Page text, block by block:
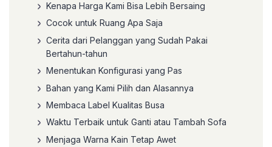
Kenapa Harga Kami Bisa Lebih Bersaing
Cocok untuk Ruang Apa Saja
Cerita dari Pelanggan yang Sudah Pakai
Bertahun-tahun
Menentukan Konfigurasi yang Pas
Bahan yang Kami Pilih dan Alasannya
Membaca Label Kualitas Busa
Waktu Terbaik untuk Ganti atau Tambah Sofa
Menjaga Warna Kain Tetap Awet